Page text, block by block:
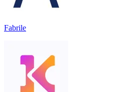
Fabrile